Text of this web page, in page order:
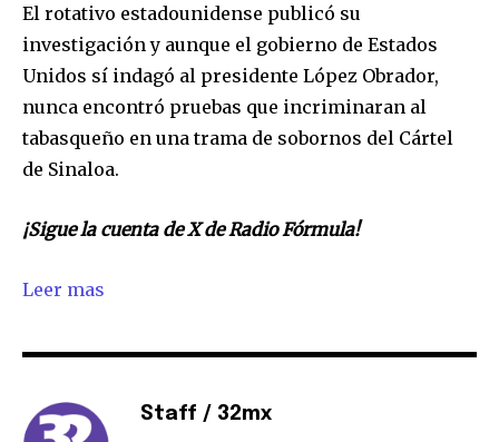
El rotativo estadounidense publicó su
investigación y aunque el gobierno de Estados
Unidos sí indagó al presidente López Obrador,
nunca encontró pruebas que incriminaran al
tabasqueño en una trama de sobornos del Cártel
de Sinaloa.
¡Sigue la cuenta de X de Radio Fórmula!
Leer mas
Staff / 32mx